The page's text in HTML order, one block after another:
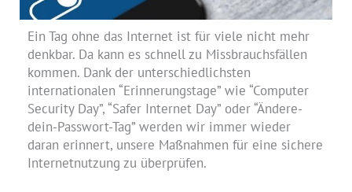
Ein Tag ohne das Internet ist für viele nicht mehr
denkbar. Da kann es schnell zu Missbrauchsfällen
kommen. Dank der unterschiedlichsten
internationalen “Erinnerungstage” wie “Computer
Security Day”, “Safer Internet Day” oder “Ändere-
dein-Passwort-Tag” werden wir immer wieder
daran erinnert, unsere Maßnahmen für eine sichere
Internetnutzung zu überprüfen.